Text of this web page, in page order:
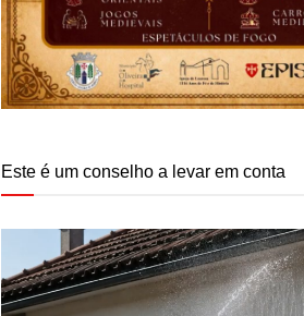
Este é um conselho a levar em conta